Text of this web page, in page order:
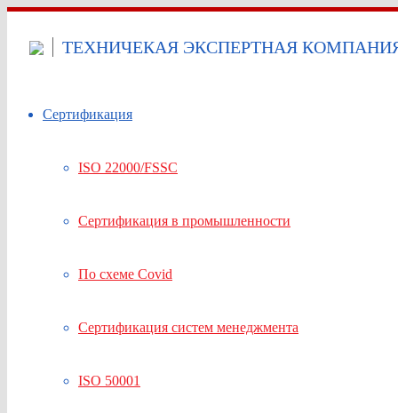
ТЕХНИЧЕКАЯ ЭКСПЕРТНАЯ КОМПАНИЯ
Сертификация
ISO 22000/FSSC
Сертификация в промышленности
По схеме Covid
Сертификация систем менеджмента
ISO 50001